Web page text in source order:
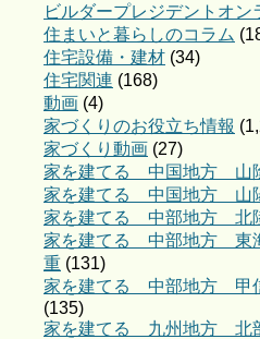
ビルダープレジデントオン
住まいと暮らしのコラム
住宅設備・建材 (34)
住宅関連 (168)
動画 (4)
家づくりのお役立ち情報
家づくり動画 (27)
家を建てる 中国地方 山
家を建てる 中国地方 山
家を建てる 中部地方 北
家を建てる 中部地方 東
重 (131)
家を建てる 中部地方 甲
(135)
家を建てる 九州地方 北